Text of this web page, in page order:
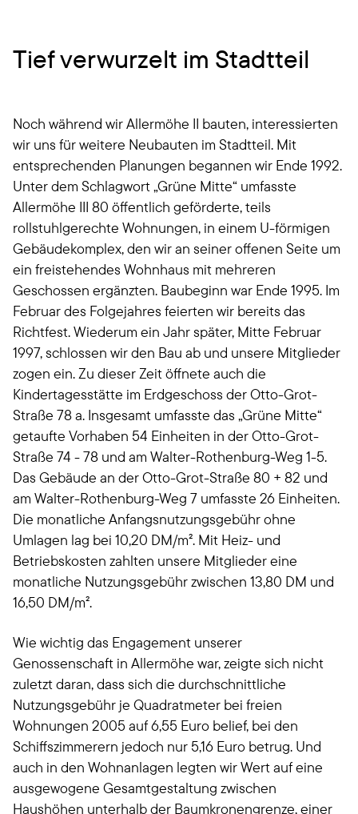
Tief verwurzelt im Stadtteil
Noch während wir Allermöhe II bauten, interessierten
wir uns für weitere Neubauten im Stadtteil. Mit
entsprechenden Planungen begannen wir Ende 1992.
Unter dem Schlagwort „Grüne Mitte“ umfasste
Allermöhe III 80 öffentlich geförderte, teils
rollstuhlgerechte Wohnungen, in einem U-förmigen
Gebäudekomplex, den wir an seiner offenen Seite um
ein freistehendes Wohnhaus mit mehreren
Geschossen ergänzten. Baubeginn war Ende 1995. Im
Februar des Folgejahres feierten wir bereits das
Richtfest. Wiederum ein Jahr später, Mitte Februar
1997, schlossen wir den Bau ab und unsere Mitglieder
zogen ein. Zu dieser Zeit öffnete auch die
Kindertagesstätte im Erdgeschoss der Otto-Grot-
Straße 78 a. Insgesamt umfasste das „Grüne Mitte“
getaufte Vorhaben 54 Einheiten in der Otto-Grot-
Straße 74 - 78 und am Walter-Rothenburg-Weg 1-5.
Das Gebäude an der Otto-Grot-Straße 80 + 82 und
am Walter-Rothenburg-Weg 7 umfasste 26 Einheiten.
Die monatliche Anfangsnutzungsgebühr ohne
Umlagen lag bei 10,20 DM/m². Mit Heiz- und
Betriebskosten zahlten unsere Mitglieder eine
monatliche Nutzungsgebühr zwischen 13,80 DM und
16,50 DM/m².
Wie wichtig das Engagement unserer
Genossenschaft in Allermöhe war, zeigte sich nicht
zuletzt daran, dass sich die durchschnittliche
Nutzungsgebühr je Quadratmeter bei freien
Wohnungen 2005 auf 6,55 Euro belief, bei den
Schiffszimmerern jedoch nur 5,16 Euro betrug. Und
auch in den Wohnanlagen legten wir Wert auf eine
ausgewogene Gesamtgestaltung zwischen
Haushöhen unterhalb der Baumkronengrenze, einer